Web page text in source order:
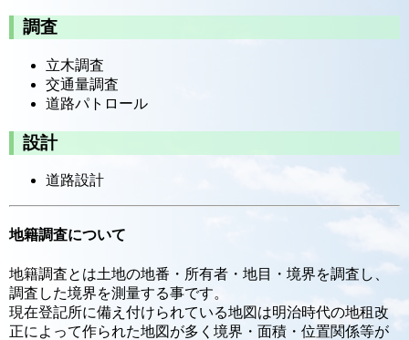
調査
立木調査
交通量調査
道路パトロール
設計
道路設計
地籍調査について
地籍調査とは土地の地番・所有者・地目・境界を調査し、
調査した境界を測量する事です。
現在登記所に備え付けられている地図は明治時代の地租改
正によって作られた地図が多く境界・面積・位置関係等が